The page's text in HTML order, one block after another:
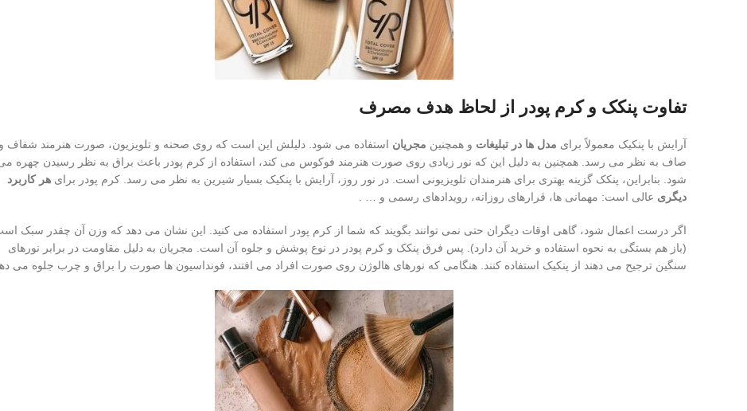
تفاوت پنکک و کرم پودر از لحاظ هدف مصرف
آرایش با پنکیک معمولاً برای مدل‌ ها در تبلیغات و همچنین مجریان استفاده می ‌شود. دلیلش این است که روی صحنه و تلویزیون، صورت هنرمند شفاف و
صاف به نظر می رسد. همچنین به دلیل این که نور زیادی روی صورت هنرمند فوکوس می کند، استفاده از کرم پودر باعث براق به نظر رسیدن چهره
شود. بنابراین، پنکک گزینه بهتری برای هنرمندان تلویزیونی است. در نور روز، آرایش با پنکیک بسیار شیرین به نظر می رسد. کرم پودر برای هر کاربرد
دیگری عالی است: مهمانی ها، قرارهای روزانه، رویدادهای رسمی و … .
اگر درست اعمال شود، گاهی اوقات دیگران حتی نمی توانند بگویند که شما از کرم پودر استفاده می کنید. این نشان می دهد که وزن آن چقدر سبک
(باز هم بستگی به نحوه استفاده و خرید آن دارد). پس فرق پنکک و کرم پودر در نوع پوشش و جلوه آن است. مجریان به دلیل مقاومت در برابر نورهای
سنگین ترجیح می دهند از پنکیک استفاده کنند. هنگامی که نورهای هالوژن روی صورت افراد می افتند، فونداسیون ها صورت را براق و چرب جلوه می